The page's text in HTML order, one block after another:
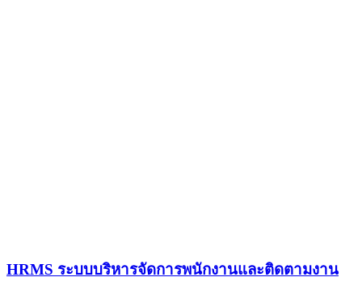
HRMS ระบบบริหารจัดการพนักงานและติดตามงาน